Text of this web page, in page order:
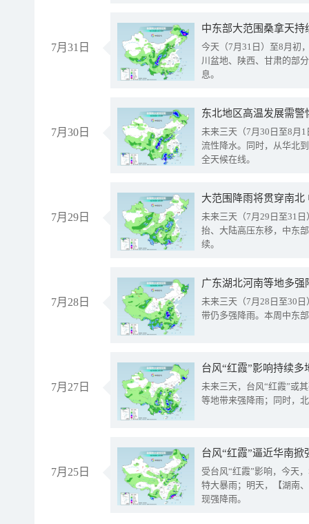
7月31日
中东部大范围桑拿天
今天（7月31日）至8月初
川盆地、陕西、甘肃的部
息。
7月30日
东北地区高温发展需
未来三天（7月30日至8月
流性降水。同时，从华北
全天候在线。
7月29日
大范围降雨将贯穿南
未来三天（7月29日至31
抬、大陆高压东移，中东
续。
7月28日
广东湖北河南等地多
未来三天（7月28日至30
带仍多强降雨。本周中东
7月27日
台风“红霞”影响持续
未来三天，台风“红霞”或
等地带来强降雨；同时，
7月25日
台风“红霞”逼近华南
受台风“红霞”影响，今天
特大暴雨；明天，【湖南
现强降雨。